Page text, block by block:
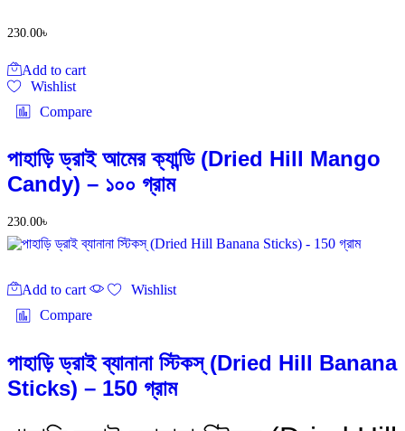
230.00৳
Add to cart
Wishlist
Compare
পাহাড়ি ড্রাই আমের ক্যান্ডি (Dried Hill Mango
Candy) – ১০০ গ্রাম
230.00৳
Add to cart
Wishlist
Compare
পাহাড়ি ড্রাই ব্যানানা স্টিকস্ (Dried Hill Banana
Sticks) – 150 গ্রাম